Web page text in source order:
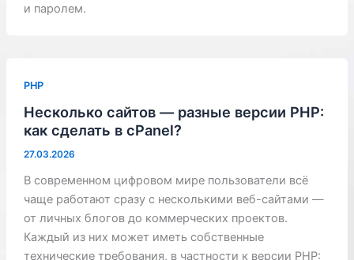
и паролем.
PHP
Несколько сайтов — разные версии PHP:
как сделать в cPanel?
27.03.2026
В современном цифровом мире пользователи всё
чаще работают сразу с несколькими веб-сайтами —
от личных блогов до коммерческих проектов.
Каждый из них может иметь собственные
технические требования, в частности к версии PHP: